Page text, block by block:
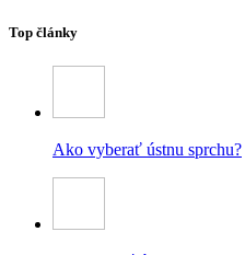
Top články
Ako vyberať ústnu sprchu?